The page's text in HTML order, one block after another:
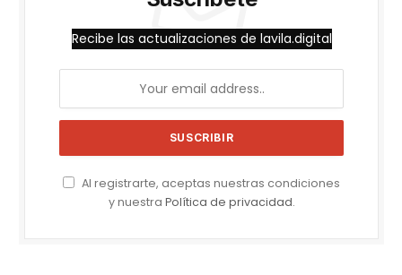
Recibe las actualizaciones de lavila.digital
Al registrarte, aceptas nuestras condiciones
y nuestra Política de privacidad.